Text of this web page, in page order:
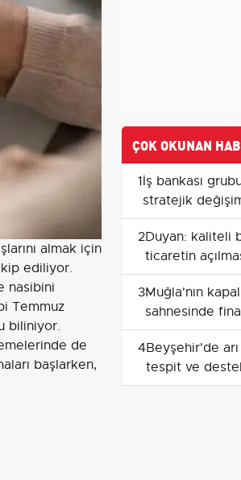
almak için
ediliyor.
nasibini
Temmuz
biliniyor.
de
başlarken,
ÇOK OKUNAN
1İş bankası
stratejik
2Duyan: kaliteli
ticaretin
3Muğla'nın
sahnesinde
4Beyşehir'de
tespit ve